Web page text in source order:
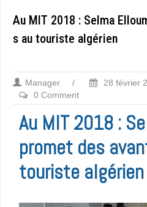
Au MIT 2018 : Selma
s au touriste algérien
Manager / 28 février
0 Comment
Au MIT 2018 :
promet des
touriste algérien